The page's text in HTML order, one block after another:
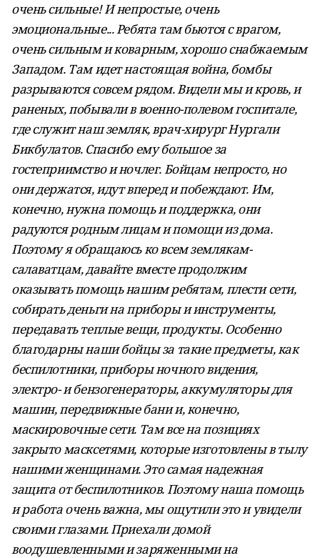
очень сильные! И непростые, очень
эмоциональные... Ребята там бьются с врагом,
очень сильным и коварным, хорошо снабжаемым
Западом. Там идет настоящая война, бомбы
разрываются совсем рядом. Видели мы и кровь, и
раненых, побывали в военно-полевом госпитале,
где служит наш земляк, врач-хирург Нургали
Бикбулатов. Спасибо ему большое за
гостеприимство и ночлег. Бойцам непросто, но
они держатся, идут вперед и побеждают. Им,
конечно, нужна помощь и поддержка, они
радуются родным лицам и помощи из дома.
Поэтому я обращаюсь ко всем землякам-
салаватцам, давайте вместе продолжим
оказывать помощь нашим ребятам, плести сети,
собирать деньги на приборы и инструменты,
передавать теплые вещи, продукты. Особенно
благодарны наши бойцы за такие предметы, как
беспилотники, приборы ночного видения,
электро- и бензогенераторы, аккумуляторы для
машин, передвижные бани и, конечно,
маскировочные сети. Там все на позициях
закрыто масксетями, которые изготовлены в тылу
нашими женщинами. Это самая надежная
защита от беспилотников. Поэтому наша помощь
и работа очень важна, мы ощутили это и увидели
своими глазами. Приехали домой
воодушевленными и заряженными на